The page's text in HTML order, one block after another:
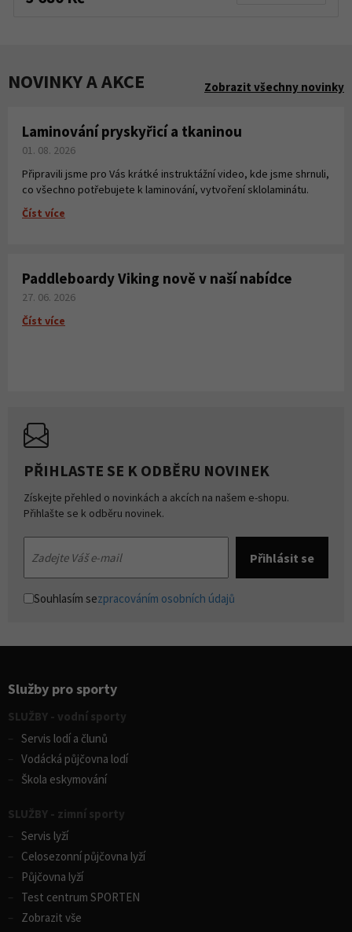
NOVINKY A AKCE Zobrazit všechny novinky
Laminování pryskyřicí a tkaninou
01. 08. 2026
Připravili jsme pro Vás krátké instruktážní video, kde jsme shrnuli,
co všechno potřebujete k laminování, vytvoření sklolaminátu.
Číst více
Paddleboardy Viking nově v naší nabídce
27. 06. 2026
Číst více
PŘIHLASTE SE K ODBĚRU NOVINEK
Získejte přehled o novinkách a akcích na našem e-shopu.
Přihlašte se k odběru novinek.
Souhlasím sezpracováním osobních údajů
Služby pro sporty
SLUŽBY - vodní sporty
Servis lodí a člunů
Vodácká půjčovna lodí
Škola eskymování
SLUŽBY - zimní sporty
Servis lyží
Celosezonní půjčovna lyží
Půjčovna lyží
Test centrum SPORTEN
Zobrazit vše